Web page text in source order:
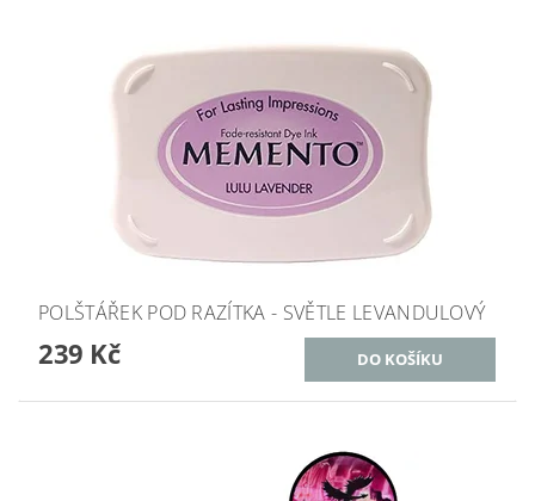
POLŠTÁŘEK POD RAZÍTKA - SVĚTLE LEVANDULOVÝ
239 Kč